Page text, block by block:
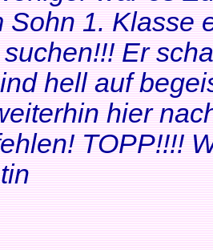
Sohn 1. Klasse
Er
hell auf
hier
TOPP!!!!